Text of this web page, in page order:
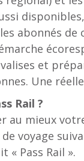
abonnés
et
Une
Rail ?
au mieux
de voyage
« Pass Rail ».